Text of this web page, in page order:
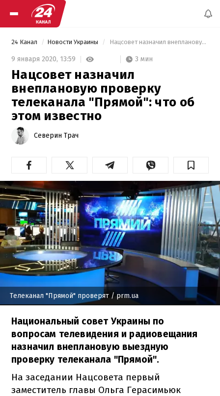
24 Канал Новости Украины Нацсовет назначил внеплановую проверку телеканала "Прямой": что об этом известно
9 января 2020, 13:59 3 мин
Нацсовет назначил
внеплановую проверку
телеканала "Прямой": что об
этом известно
Северин Трач
Телеканал "Прямой" проверят / prm.ua
Национальный совет Украины по
вопросам телевидения и радиовещания
назначил внеплановую выездную
проверку телеканала "Прямой".
На заседании Нацсовета первый
заместитель главы Ольга Герасимьюк